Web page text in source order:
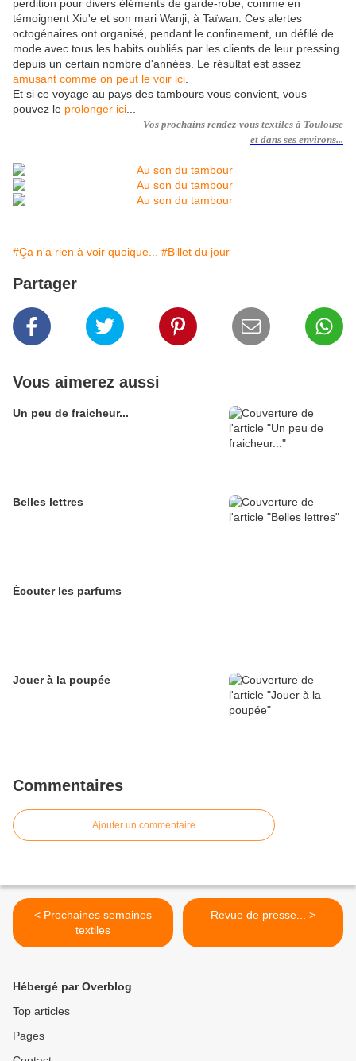
perdition pour divers éléments de garde-robe, comme en
témoignent Xiu'e et son mari Wanji, à Taïwan. Ces alertes
octogénaires ont organisé, pendant le confinement, un défilé de
mode avec tous les habits oubliés par les clients de leur pressing
depuis un certain nombre d'années. Le résultat est assez
amusant comme on peut le voir ici
Et si ce voyage au pays des tambours vous convient, vous
pouvez le prolonger ici
Vos prochains rendez-vous textiles à Toulouse
et dans ses environs...
#Ça n'a rien à voir quoique... #Billet du jour
Partager
Vous aimerez aussi
Un peu de fraicheur...
Belles lettres
Écouter les parfums
Jouer à la poupée
Commentaires
Ajouter un commentaire
< Prochaines semaines
textiles
Revue de presse... >
Hébergé par Overblog
Top articles
Pages